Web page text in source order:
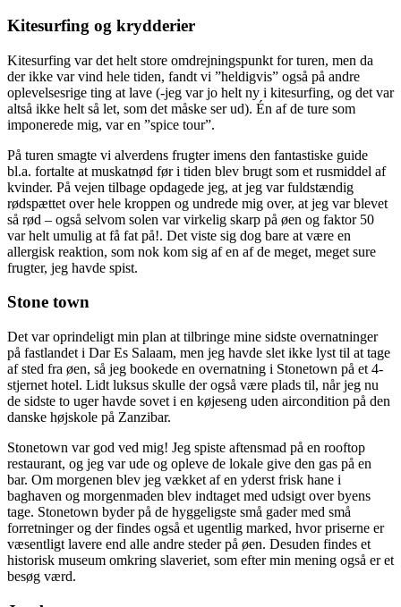
Kitesurfing og krydderier
Kitesurfing var det helt store omdrejningspunkt for turen, men da
der ikke var vind hele tiden, fandt vi ”heldigvis” også på andre
oplevelsesrige ting at lave (-jeg var jo helt ny i kitesurfing, og det var
altså ikke helt så let, som det måske ser ud). Én af de ture som
imponerede mig, var en ”spice tour”.
På turen smagte vi alverdens frugter imens den fantastiske guide
bl.a. fortalte at muskatnød før i tiden blev brugt som et rusmiddel af
kvinder. På vejen tilbage opdagede jeg, at jeg var fuldstændig
rødspættet over hele kroppen og undrede mig over, at jeg var blevet
så rød – også selvom solen var virkelig skarp på øen og faktor 50
var helt umulig at få fat på!. Det viste sig dog bare at være en
allergisk reaktion, som nok kom sig af en af de meget, meget sure
frugter, jeg havde spist.
Stone town
Det var oprindeligt min plan at tilbringe mine sidste overnatninger
på fastlandet i Dar Es Salaam, men jeg havde slet ikke lyst til at tage
af sted fra øen, så jeg bookede en overnatning i Stonetown på et 4-
stjernet hotel. Lidt luksus skulle der også være plads til, når jeg nu
de sidste to uger havde sovet i en køjeseng uden aircondition på den
danske højskole på Zanzibar.
Stonetown var god ved mig! Jeg spiste aftensmad på en rooftop
restaurant, og jeg var ude og opleve de lokale give den gas på en
bar. Om morgenen blev jeg vækket af en yderst frisk hane i
baghaven og morgenmaden blev indtaget med udsigt over byens
tage. Stonetown byder på de hyggeligste små gader med små
forretninger og der findes også et ugentlig marked, hvor priserne er
væsentligt lavere end alle andre steder på øen. Desuden findes et
historisk museum omkring slaveriet, som efter min mening også er et
besøg værd.